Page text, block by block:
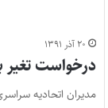
۲۰ آذر ۱۳۹۱
درخواست تغیر
مدیران اتحادیه سراسری